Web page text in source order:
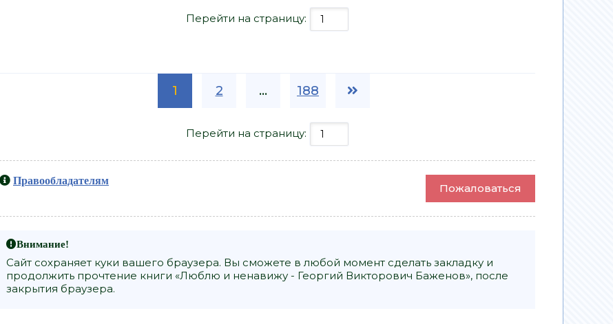
Перейти на страницу:
1 2 ... 188
Перейти на страницу:
Правообладателям
Пожаловаться
Внимание!
Сайт сохраняет куки вашего браузера. Вы сможете в любой момент сделать закладку и
продолжить прочтение книги «Люблю и ненавижу - Георгий Викторович Баженов», после
закрытия браузера.